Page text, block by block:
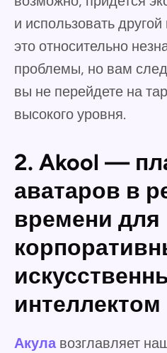
и использовать
это относительно
проблемы, но вам
вы не перейдете на
высокого уровня.
2. Akool —
аватаров в
времени для
интеллектом
Акулавозглавляет